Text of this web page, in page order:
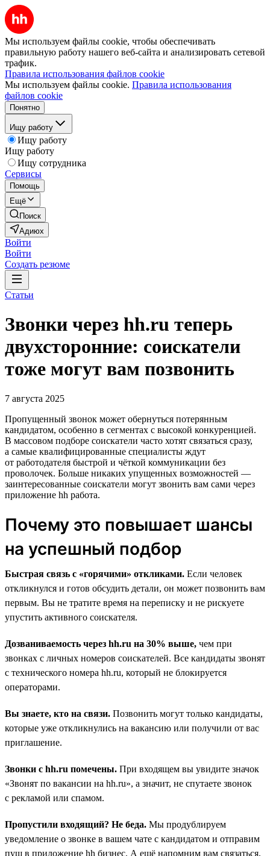
Мы используем файлы cookie, чтобы обеспечивать
правильную работу нашего веб-сайта и анализировать сетевой
трафик.
Правила использования файлов cookie
Мы используем файлы cookie. Правила использования
файлов cookie
Понятно
Ищу работу
Ищу работу
Ищу работу
Ищу сотрудника
Сервисы
Помощь
Ещё
Поиск
Адиюх
Войти
Войти
Создать резюме
Статьи
Звонки через hh.ru теперь
двухсторонние: соискатели
тоже могут вам позвонить
7 августа 2025
Пропущенный звонок может обернуться потерянным
кандидатом, особенно в сегментах с высокой конкуренцией.
В массовом подборе соискатели часто хотят связаться сразу,
а самые квалифицированные специалисты ждут
от работодателя быстрой и чёткой коммуникации без
проволочек. Больше никаких упущенных возможностей —
заинтересованные соискатели могут звонить вам сами через
приложение hh работа.
Почему это повышает шансы
на успешный подбор
Быстрая связь с «горячими» откликами. Если человек
откликнулся и готов обсудить детали, он может позвонить вам
первым. Вы не тратите время на переписку и не рискуете
упустить активного соискателя.
Дозваниваемость через hh.ru на 30% выше, чем при
звонках с личных номеров соискателей. Все кандидаты звонят
с технического номера hh.ru, который не блокируется
операторами.
Вы знаете, кто на связи. Позвонить могут только кандидаты,
которые уже откликнулись на вакансию или получили от вас
приглашение.
Звонки с hh.ru помечены. При входящем вы увидите значок
«Звонят по вакансии на hh.ru», а значит, не спутаете звонок
с рекламой или спамом.
Пропустили входящий? Не беда. Мы продублируем
уведомление о звонке в вашем чате с кандидатом и отправим
пуш в приложение hh бизнес. А ещё напомним вам связаться.